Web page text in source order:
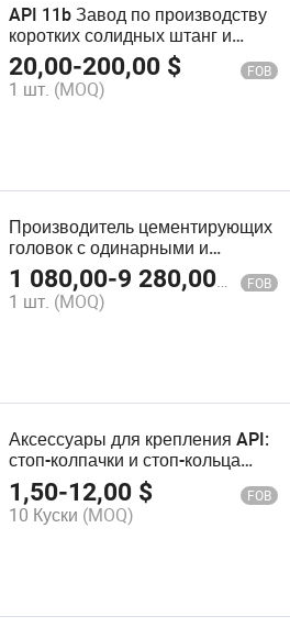
API 11b Завод по производству
коротких солидных штанг и
штанг для насосов
20,00-200,00 $ FOB
1 шт. (MOQ)
Производитель цементирующих
головок с одинарными и
двойными заглушками API
1 080,00-9 280,00$ FOB
1 шт. (MOQ)
Аксессуары для крепления API:
стоп-колпачки и стоп-кольца
цена
1,50-12,00 $ FOB
10 Куски (MOQ)